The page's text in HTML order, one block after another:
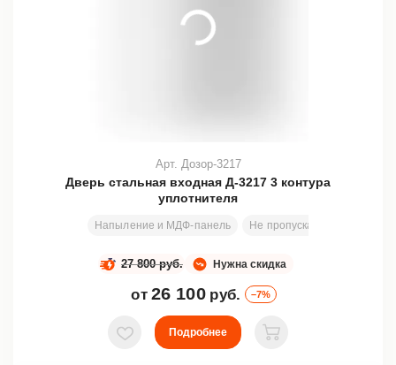
Дверь стальная входная Д-3217 3 контура
уплотнителя
Напыление и МДФ-панель Не пропускает холод и шум
Арт. Дозор-3217
Нужна скидка
27 800 руб.
от 26 100 руб. –7%
В избранное
Подробнее
В корзину